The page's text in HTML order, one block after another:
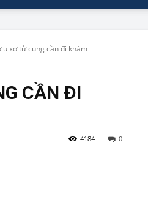
xơ tử cung cần đi khám
CẦN ĐI
0
4184